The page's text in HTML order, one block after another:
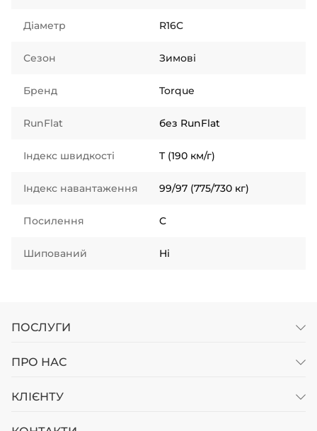
Діаметр R16C
Сезон Зимові
Бренд Torque
RunFlat без RunFlat
Індекс швидкості T (190 км/г)
Індекс навантаження 99/97 (775/730 кг)
Посилення C
Шипований Ні
ПОСЛУГИ
ПРО НАС
КЛІЄНТУ